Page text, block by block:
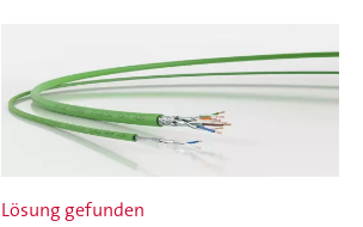
Lösung gefunden